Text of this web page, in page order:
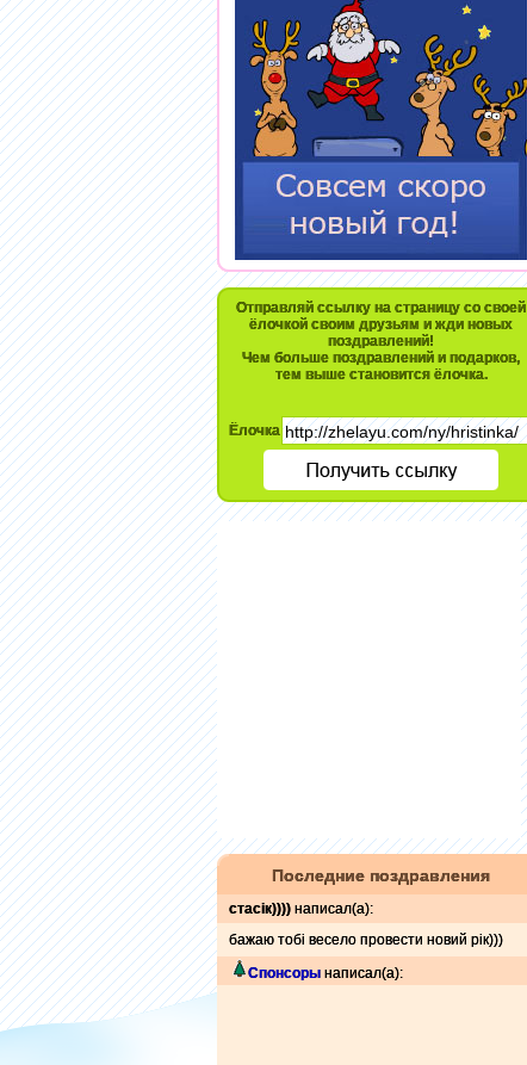
Отправляй ссылку на страницу со своей
ёлочкой своим друзьям и жди новых
поздравлений!
Чем больше поздравлений и подарков,
тем выше становится ёлочка.
Ёлочка
Последние поздравления
стасік)))) написал(а):
бажаю тобі весело провести новий рік)))
Спонсоры написал(а):